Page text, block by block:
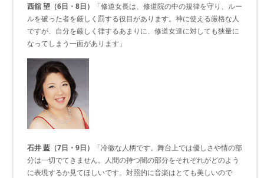
西舘 望（6日・8日）
「修道女長は、修道院の中の規律を守り、ルー
ルを破った者を厳しく罰する役目があります。神に使える厳格な人
ですが、自分を厳しく律するあまりに、修道女達に対しても狭量に
なってしまう一面があります」
石井 藍（7日・9日）
「冷徹な人柄です。舞台上では優しさや情の部
分は一切でてきません。人間の持つ闇の部分をそれぞれがどのよう
に表現するか見てほしいです。対照的に音楽はとても美しいので